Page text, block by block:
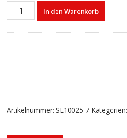
Laptop
In den Warenkorb
Artikelnummer: SL10025-7 Kategorien: